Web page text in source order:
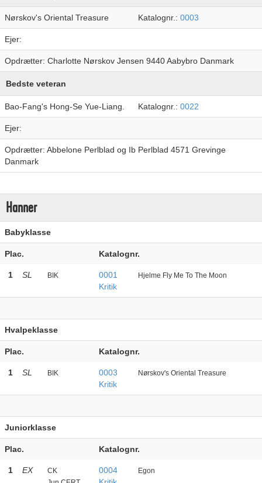
Nørskov's Oriental Treasure Katalognr.: 0003
Ejer:
Opdrætter: Charlotte Nørskov Jensen 9440 Aabybro Danmark
Bedste veteran
Bao-Fang's Hong-Se Yue-Liang. Katalognr.: 0022
Ejer:
Opdrætter: Abbelone Perlblad og Ib Perlblad 4571 Grevinge
Danmark
Hanner
Babyklasse
Plac. Katalognr.
1 SL BIK
0001
Kritik
Hjelme Fly Me To The Moon
Hvalpeklasse
Plac. Katalognr.
1 SL BIK
0003
Kritik
Nørskov's Oriental Treasure
Juniorklasse
Plac. Katalognr.
1 EX
CK
0004
Egon